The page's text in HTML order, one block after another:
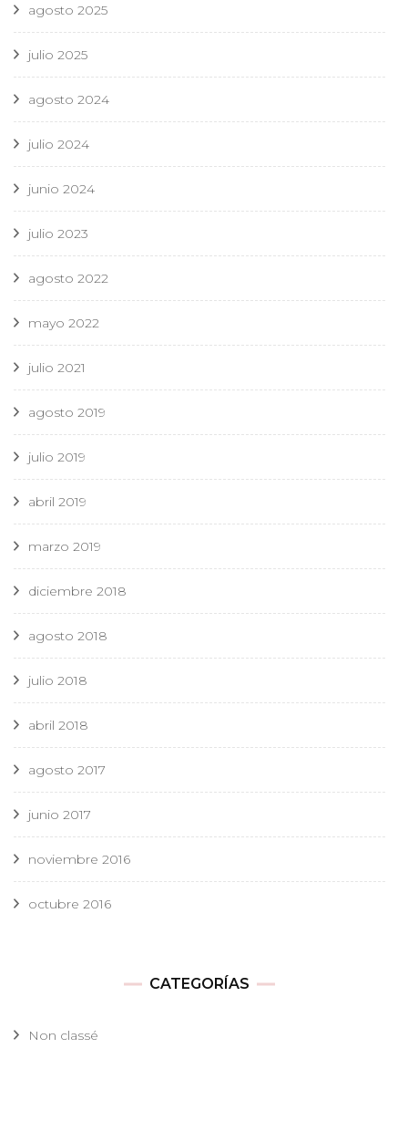
agosto 2025
julio 2025
agosto 2024
julio 2024
junio 2024
julio 2023
agosto 2022
mayo 2022
julio 2021
agosto 2019
julio 2019
abril 2019
marzo 2019
diciembre 2018
agosto 2018
julio 2018
abril 2018
agosto 2017
junio 2017
noviembre 2016
octubre 2016
CATEGORÍAS
Non classé